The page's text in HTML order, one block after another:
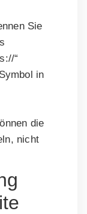
Sie
“
in
die
nicht